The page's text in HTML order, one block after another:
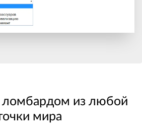
ломбардом из любой
мира